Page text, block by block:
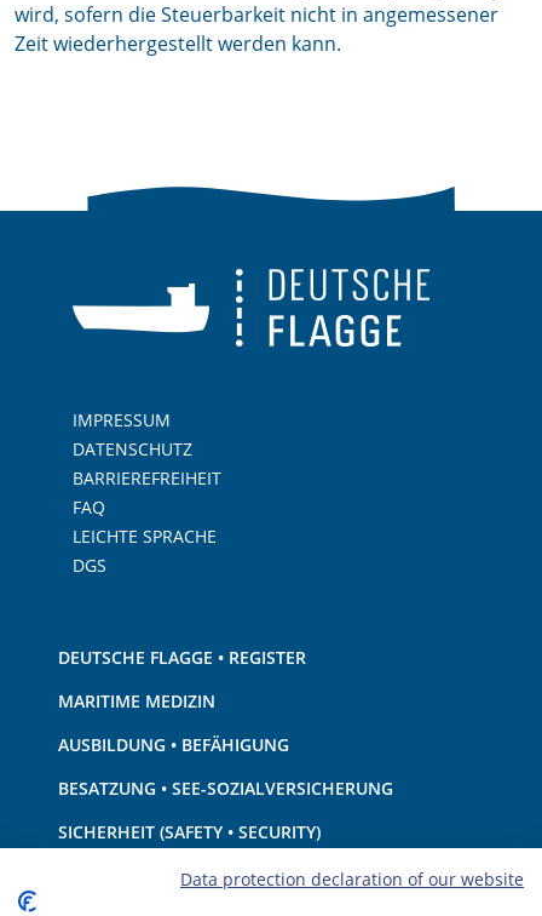
wird, sofern die Steuerbarkeit nicht in angemessener
Zeit wiederhergestellt werden kann.
IMPRESSUM
DATENSCHUTZ
BARRIEREFREIHEIT
FAQ
LEICHTE SPRACHE
DGS
DEUTSCHE FLAGGE • REGISTER
MARITIME MEDIZIN
AUSBILDUNG • BEFÄHIGUNG
BESATZUNG • SEE-SOZIALVERSICHERUNG
SICHERHEIT (SAFETY • SECURITY)
SCHIFF • AUSRÜSTUNGData protection declaration of our website